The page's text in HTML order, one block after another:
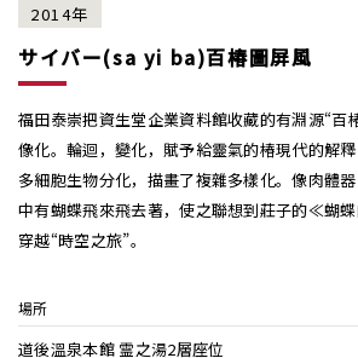
2014年
サイバー(sa yi ba)百椿圖屏風
福田泰崇把資生堂企業資料館收藏的有淵源“百
像化。輪迴，變化，賦予給靈氣的椿現代的解
多細胞生物分化，描畫了複雜多樣化。像肉體
中有蝴蝶飛來飛去著，使之聯想到莊子的≪蝴
穿越“時空之旅”。
場所
道後溫泉本館 霊之湯2層座位